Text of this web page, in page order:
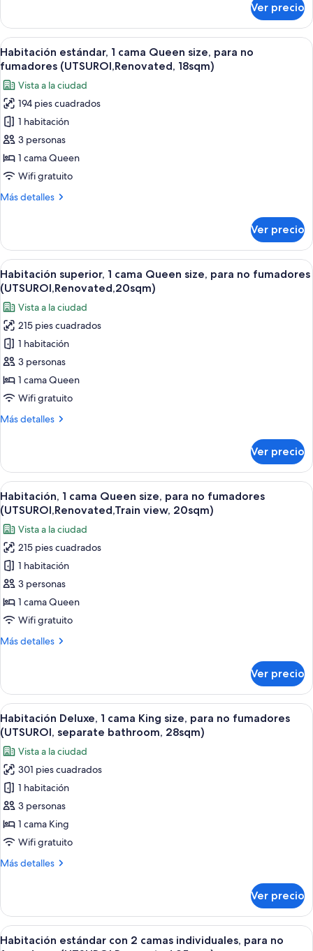
para
no
fumadores
(UTSUROI,Renovated,No
View,
20sqm)
Deluxe,
cama
Queen
para
no
fumadores
(UTSUROI,Renovated,No
View,
Ver precio
Abrir
todas
las
fotos
de
Habitación
estándar,
1
cama
size,
fumadores
(UTSUROI,Renovated,
18sqm)
Habitación de hotel con una cama
6
Habitación estándar, 1 cama Queen size, para no
fumadores (UTSUROI,Renovated, 18sqm)
Vista a la ciudad
194 pies cuadrados
1 habitación
3 personas
1 cama Queen
Wifi gratuito
Más detalles
Más
estándar,
cama
Queen
size,
para
no
fumadores
(UTSUROI,Renovated,
18sqm)
Ver precio
Abrir
todas
las
fotos
de
Habitación
superior,
1
cama
size,
fumadores
(UTSUROI,Renovated,20sqm)
Habitación de hotel con una cama
5
Habitación superior, 1 cama Queen size, para no fumadores
(UTSUROI,Renovated,20sqm)
Vista a la ciudad
215 pies cuadrados
1 habitación
3 personas
1 cama Queen
Wifi gratuito
Más detalles
Más
superior,
cama
Queen
size,
para
no
fumadores
(UTSUROI,Renovated,20sqm)
Ver precio
Abrir
todas
las
fotos
de
Habitación,
1
cama
Queen
para
(UTSUROI,Renovated,Train
view,
20sqm)
Una habitación de hotel con una
5
Habitación, 1 cama Queen size, para no fumadores
(UTSUROI,Renovated,Train view, 20sqm)
Vista a la ciudad
215 pies cuadrados
1 habitación
3 personas
1 cama Queen
Wifi gratuito
Más detalles
Más
1
cama
Queen
size,
para
no
fumadores
(UTSUROI,Renovated,Train
view,
20sqm)
Ver precio
Abrir
todas
las
fotos
de
Habitación
Deluxe,
1
cama
size,
fumadores
(UTSUROI,
Habitación de hotel con una cama
4
Habitación Deluxe, 1 cama King size, para no fumadores
(UTSUROI, separate bathroom, 28sqm)
Vista a la ciudad
301 pies cuadrados
1 habitación
3 personas
1 cama King
Wifi gratuito
Más detalles
Más
Deluxe,
cama
Ver precio
Abrir
Habitación de hotel con dos camas,
6
Habitación estándar con 2 camas individuales, para no